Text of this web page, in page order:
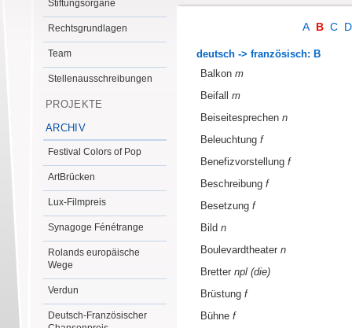
Stiftungsorgane
Rechtsgrundlagen
Team
Stellenausschreibungen
PROJEKTE
ARCHIV
Festival Colors of Pop
ArtBrücken
Lux-Filmpreis
Synagoge Fénétrange
Rolands europäische
Wege
Verdun
Deutsch-Französischer
A B C
deutsch -> französisch: B
Balkon m
Beifall m
Beiseitesprechen n
Beleuchtung f
Benefizvorstellung f
Beschreibung f
Besetzung f
Bild n
Boulevardtheater n
Bretter npl (die)
Brüstung f
Bühne f